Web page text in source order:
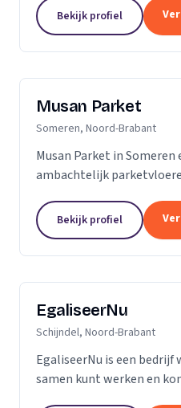
een aantrekkelijke prijs.
Bekijk profiel
Musan Parket
Someren, Noord-Brabant
Musan Parket in Someren
ambachtelijk
het adres bij uitstek voor
bestaande...
Bekijk profiel
EgaliseerNu
Schijndel, Noord-Brabant
EgaliseerNu is een
samen kunt werken en